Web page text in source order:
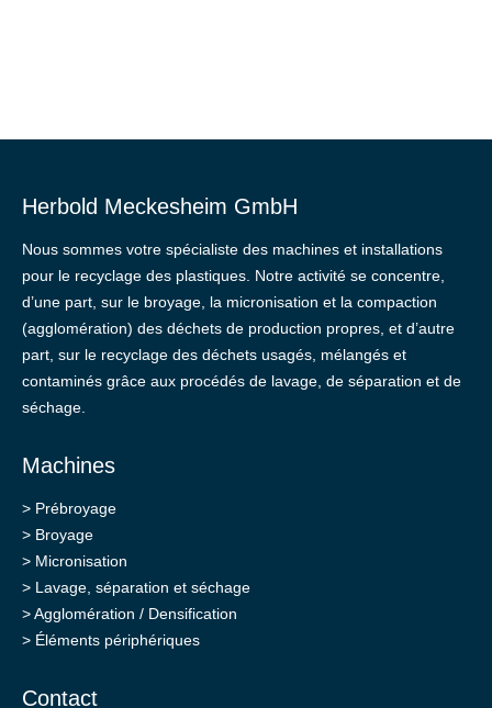
Herbold Meckesheim GmbH
Nous sommes votre spécialiste des machines et installations
pour le recyclage des plastiques. Notre activité se concentre,
d’une part, sur le broyage, la micronisation et la compaction
(agglomération) des déchets de production propres, et d’autre
part, sur le recyclage des déchets usagés, mélangés et
contaminés grâce aux procédés de lavage, de séparation et de
séchage.
Machines
> Prébroyage
> Broyage
> Micronisation
> Lavage, séparation et séchage
>Agglomération / Densification
> Éléments périphériques
Contact